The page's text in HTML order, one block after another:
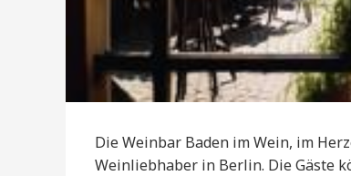
Die Weinbar Baden im Wein, im
Weinliebhaber in Berlin. Die Gäste